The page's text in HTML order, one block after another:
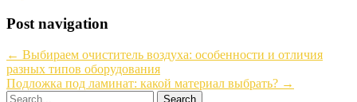
Post navigation
← Выбираем очиститель воздуха: особенности и отличия
разных типов оборудования
Подложка под ламинат: какой материал выбрать? →